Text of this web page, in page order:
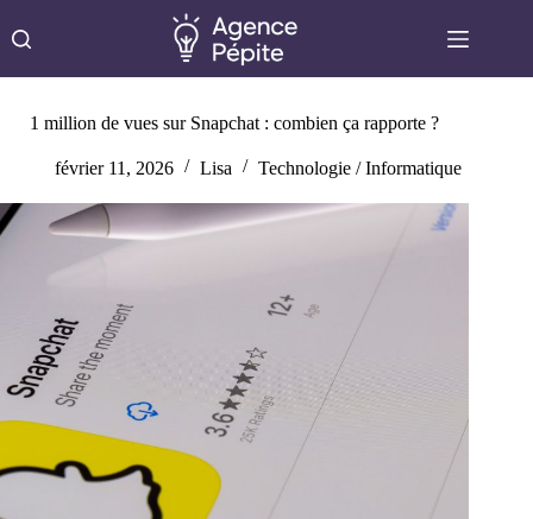
au
contenu
1 million de vues sur Snapchat : combien ça rapporte ?
février 11, 2026 Lisa Technologie / Informatique